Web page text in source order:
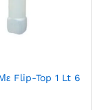
Flip-Top 1 Lt 6